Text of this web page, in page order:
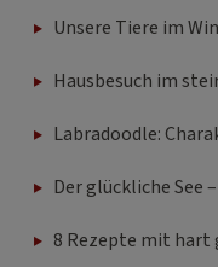
Unsere Tiere im
Hausbesuch im
Labradoodle:
Der glückliche See
8 Rezepte mit hart